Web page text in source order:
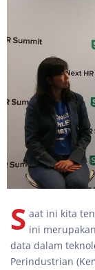
S aat ini kita
ini
data dalam
Perindustrian